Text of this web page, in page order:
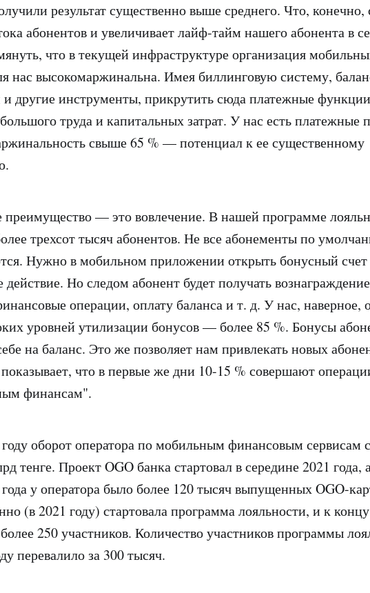
результат существенно выше среднего. Что,
абонентов и увеличивает лайф-тайм нашего абонента в
что в текущей инфраструктуре организация
нас высокомаржинальна. Имея биллинговую систему,
другие инструменты, прикрутить сюда платежные
труда и капитальных затрат. У нас есть платежные
свыше 65 % — потенциал к ее существенному
— это вовлечение. В нашей программе
трехсот тысяч абонентов. Не все абонементы по
Нужно в мобильном приложении открыть бонусный
Но следом абонент будет получать
операции, оплату баланса и т. д. У нас, наверное,
уровней утилизации бонусов — более 85 %. Бонусы
на баланс. Это же позволяет нам привлекать новых
что в первые же дни 10-15 % совершают
финансам".
оборот оператора по мобильным финансовым сервисам
тенге. Проект OGO банка стартовал в середине 2021 года,
у оператора было более 120 тысяч выпущенных OGO-
(в 2021 году) стартовала программа лояльности, и к
250 участников. Количество участников программы
перевалило за 300 тысяч.